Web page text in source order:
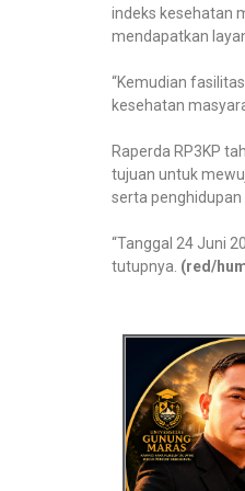
indeks kesehatan
mendapatkan
“Kemudian
kesehatan
Raperda RP3KP
tujuan untuk
serta
“Tanggal 24 Juni
tutupnya. (red/